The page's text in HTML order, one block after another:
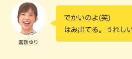
嘉数ゆり
でかいのよ(笑)
はみ出てる。うれし